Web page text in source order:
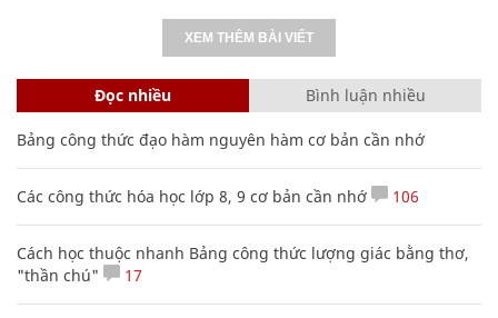
XEM THÊM BÀI VIẾT
Đọc nhiều Bình luận nhiều
Bảng công thức đạo hàm nguyên hàm cơ bản cần nhớ
Các công thức hóa học lớp 8, 9 cơ bản cần nhớ 106
Cách học thuộc nhanh Bảng công thức lượng giác bằng thơ,
"thần chú"
17